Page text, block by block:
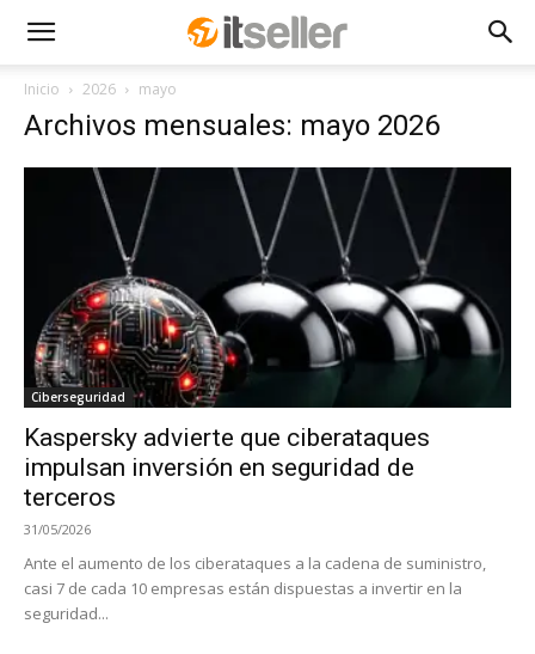
Inicio 2026 mayo
Archivos mensuales: mayo 2026
Ciberseguridad
Kaspersky advierte que ciberataques
impulsan inversión en seguridad de
terceros
31/05/2026
Ante el aumento de los ciberataques a la cadena de suministro,
casi 7 de cada 10 empresas están dispuestas a invertir en la
seguridad...